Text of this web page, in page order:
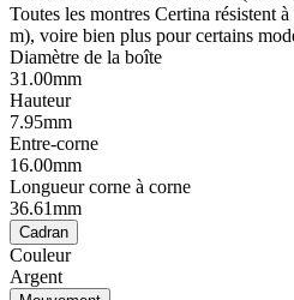
Toutes les montres Certina résistent
m), voire bien plus pour certains
Diamètre de la boîte
31.00mm
Hauteur
7.95mm
Entre-corne
16.00mm
Longueur corne à corne
36.61mm
Cadran
Couleur
Argent